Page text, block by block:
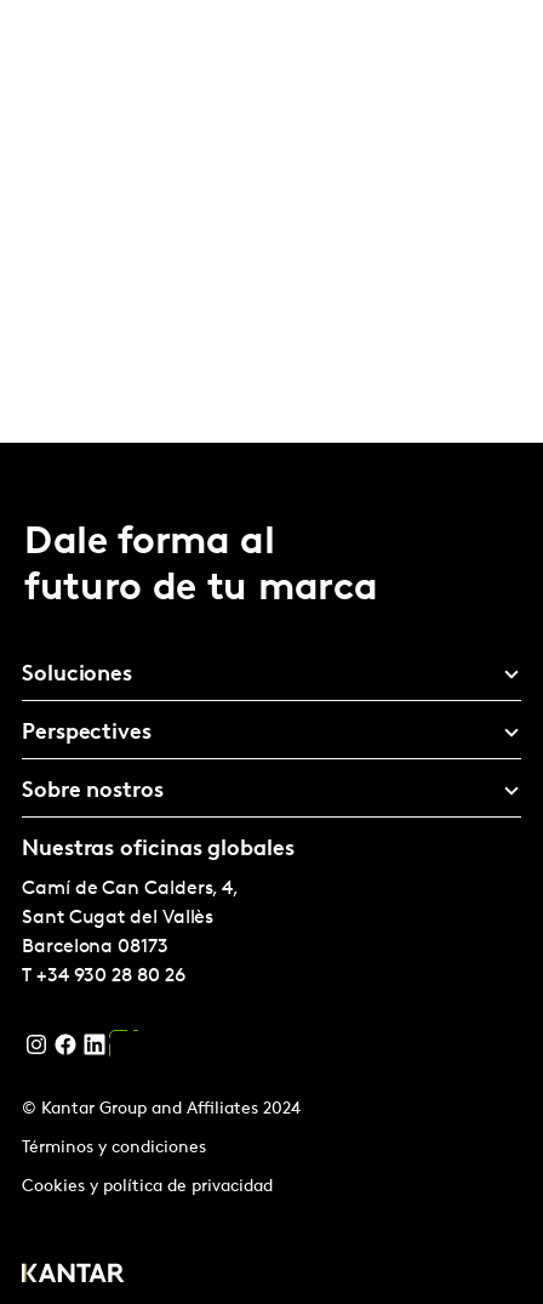
Dale forma al
futuro de tu marca
Soluciones
Perspectives
Sobre nostros
Nuestras oficinas globales
Camí de Can Calders, 4,
Sant Cugat del Vallès
Barcelona 08173
T +34 930 28 80 26
© Kantar Group and Affiliates 2024
Términos y condiciones
Cookies y política de privacidad